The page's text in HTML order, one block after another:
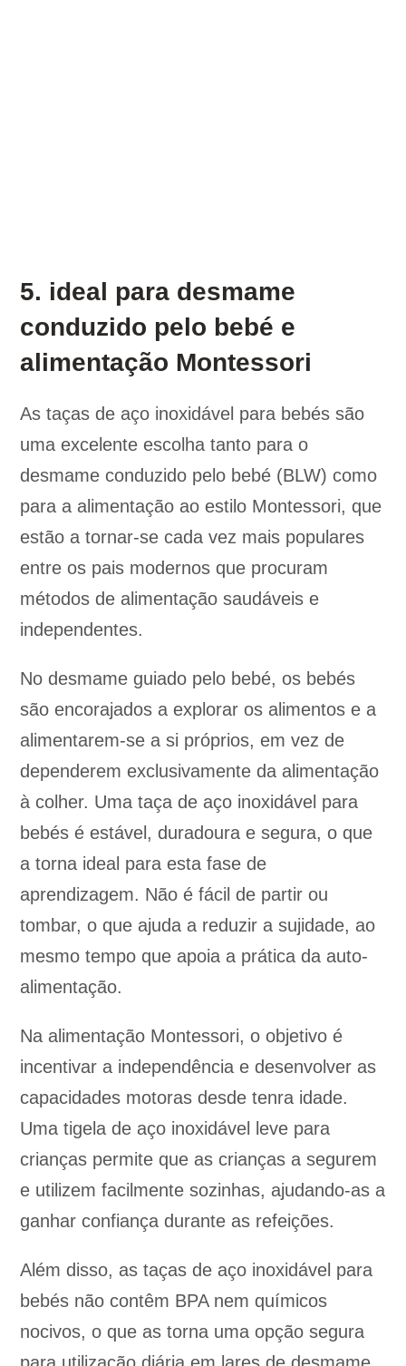
5. ideal para desmame
conduzido pelo bebé e
alimentação Montessori
As taças de aço inoxidável para bebés são
uma excelente escolha tanto para o
desmame conduzido pelo bebé (BLW) como
para a alimentação ao estilo Montessori, que
estão a tornar-se cada vez mais populares
entre os pais modernos que procuram
métodos de alimentação saudáveis e
independentes.
No desmame guiado pelo bebé, os bebés
são encorajados a explorar os alimentos e a
alimentarem-se a si próprios, em vez de
dependerem exclusivamente da alimentação
à colher. Uma taça de aço inoxidável para
bebés é estável, duradoura e segura, o que
a torna ideal para esta fase de
aprendizagem. Não é fácil de partir ou
tombar, o que ajuda a reduzir a sujidade, ao
mesmo tempo que apoia a prática da auto-
alimentação.
Na alimentação Montessori, o objetivo é
incentivar a independência e desenvolver as
capacidades motoras desde tenra idade.
Uma tigela de aço inoxidável leve para
crianças permite que as crianças a segurem
e utilizem facilmente sozinhas, ajudando-as a
ganhar confiança durante as refeições.
Além disso, as taças de aço inoxidável para
bebés não contêm BPA nem químicos
nocivos, o que as torna uma opção segura